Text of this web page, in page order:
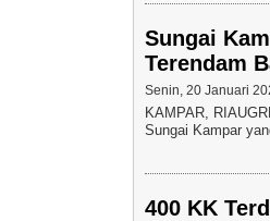
Sungai
Terendam
Senin, 20 Januari
KAMPAR,
Sungai Kampar
400 KK